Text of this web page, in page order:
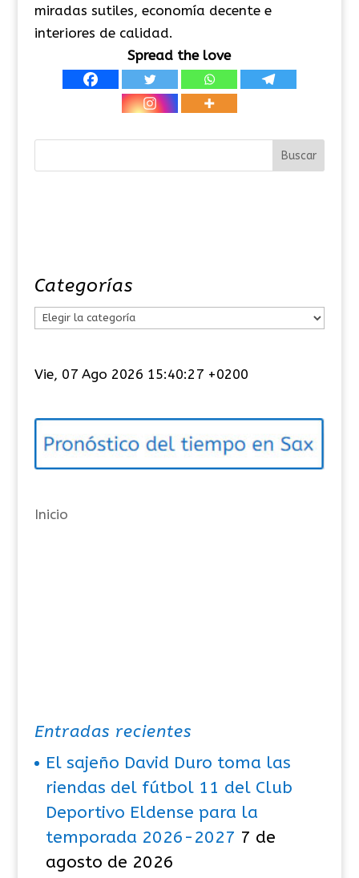
miradas sutiles, economía decente e
interiores de calidad.
Spread the love
Categorías
e
o
í
s
Vie, 07 Ago 2026 15:40:27 +0200
Inicio
Entradas recientes
El sajeño David Duro toma las
riendas del fútbol 11 del Club
Deportivo Eldense para la
temporada 2026-2027 7 de
agosto de 2026